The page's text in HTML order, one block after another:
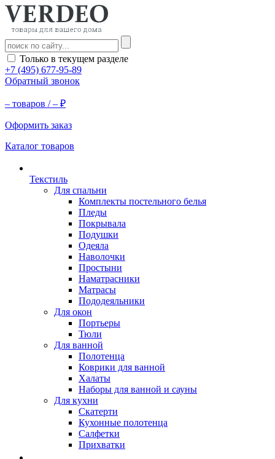
Только в текущем разделе
+7 (495) 677-95-89
Обратный звонок
– товаров /– ₽
Оформить заказ
Каталог товаров
Текстиль
Для спальни
Комплекты постельного белья
Пледы
Покрывала
Подушки
Одеяла
Наволочки
Простыни
Наматрасники
Матрасы
Пододеяльники
Для окон
Портьеры
Тюли
Для ванной
Полотенца
Коврики для ванной
Халаты
Наборы для ванной и сауны
Для кухни
Скатерти
Кухонные полотенца
Салфетки
Прихватки